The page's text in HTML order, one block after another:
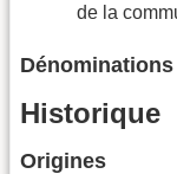
de la
Dénominations
Historique
Origines